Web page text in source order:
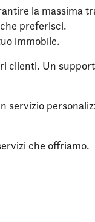
la massima
preferisci.
immobile.
clienti. Un
servizio
che offriamo.